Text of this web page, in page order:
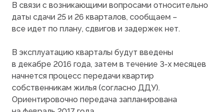
В связи с возникающими вопросами относительно
даты сдачи 25 и 26 кварталов, сообщаем –
все идет по плану, сдвигов и задержек нет.
В эксплуатацию кварталы будут введены
в декабре 2016 года, затем в течение 3-х месяцев
начнется процесс передачи квартир
собственникам жилья (согласно ДДУ).
Ориентировочно передача запланирована